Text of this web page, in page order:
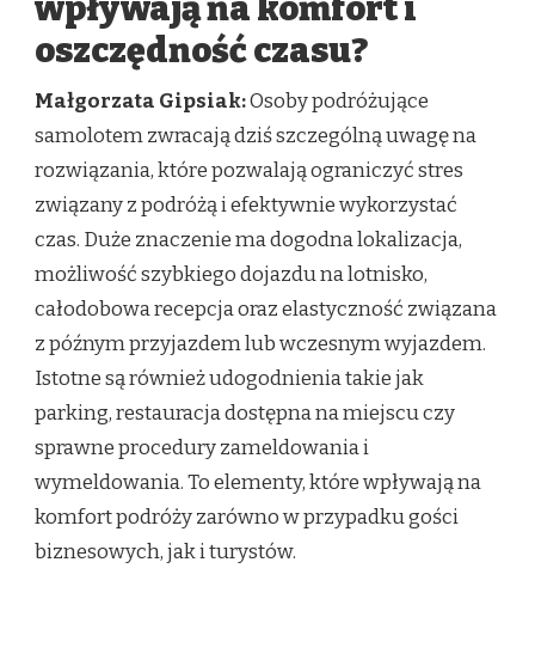
wpływają na komfort i
oszczędność czasu?
Małgorzata Gipsiak:Osoby podróżujące
samolotem zwracają dziś szczególną uwagę na
rozwiązania, które pozwalają ograniczyć stres
związany z podróżą i efektywnie wykorzystać
czas. Duże znaczenie ma dogodna lokalizacja,
możliwość szybkiego dojazdu na lotnisko,
całodobowa recepcja oraz elastyczność związana
z późnym przyjazdem lub wczesnym wyjazdem.
Istotne są również udogodnienia takie jak
parking, restauracja dostępna na miejscu czy
sprawne procedury zameldowania i
wymeldowania. To elementy, które wpływają na
komfort podróży zarówno w przypadku gości
biznesowych, jak i turystów.